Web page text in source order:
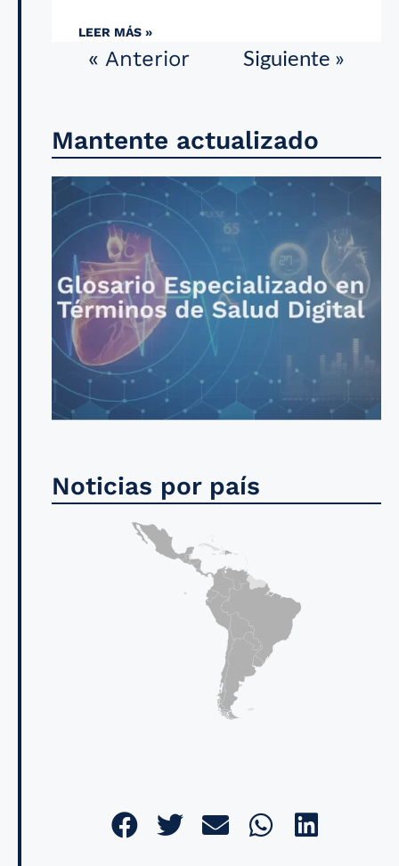
LEER MÁS »
« Anterior Siguiente »
Mantente actualizado
Noticias por país